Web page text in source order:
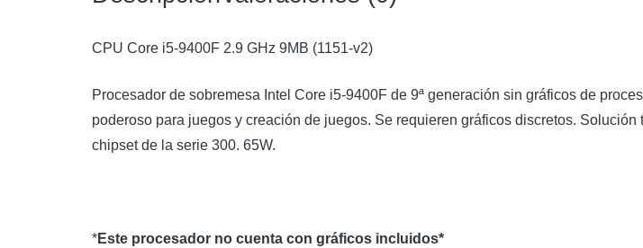
CPU Core i5-9400F 2.9 GHz 9MB (1151-v2)
Procesador de sobremesa Intel Core i5-9400F de 9ª generación sin gráficos de
poderoso para juegos y creación de juegos. Se requieren gráficos discretos.
chipset de la serie 300. 65W.
*Este procesador no cuenta con gráficos incluidos*